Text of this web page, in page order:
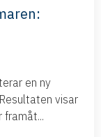
en ny
visar